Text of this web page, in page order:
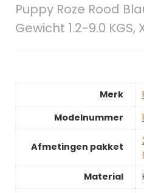
Puppy Roze Rood
Gewicht 1.2-9.0 KGS,
Merk
Modelnummer
Afmetingen pakket
Material